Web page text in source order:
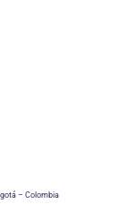
– Colombia